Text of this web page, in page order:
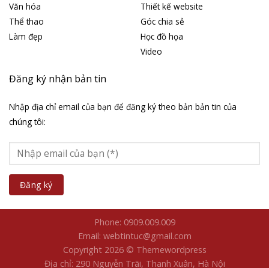
Văn hóa
Thể thao
Làm đẹp
Thiết kế website
Góc chia sẻ
Học đồ họa
Video
Đăng ký nhận bản tin
Nhập địa chỉ email của bạn để đăng ký theo bản bản tin của
chúng tôi:
Phone: 0909.009.009
Email: webtintuc@gmail.com
Copyright 2026 © Themewordpress
Địa chỉ: 290 Nguyễn Trãi, Thanh Xuân, Hà Nội